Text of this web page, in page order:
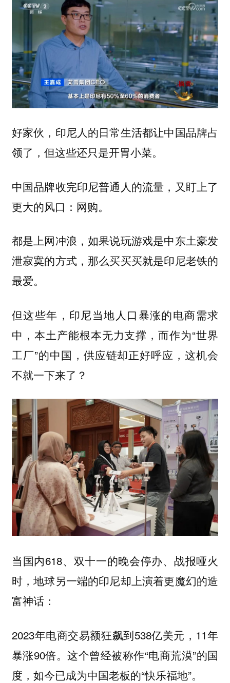
好家伙，印尼人的日常生活都让中国品牌占
领了，但这些还只是开胃小菜。
中国品牌收完印尼普通人的流量，又盯上了
更大的风口： 网购。
都是上网冲浪，如果说玩游戏是中东土豪发
泄寂寞的方式，那么买买买就是印尼老铁的
最爱。
但这些年，印尼当地人口暴涨的电商需求
中，本土产能根本无力支撑，而作为“世界
工厂”的中国，供应链却正好呼应，这机会
不就一下来了？
当国内618、双十一的晚会停办、战报哑火
时，地球另一端的印尼却上演着更魔幻的造
富神话：
2023年电商交易额狂飙到538亿美元，11年
暴涨90倍。这个曾经被称作“电商荒漠”的国
度，如今已成为中国老板的“快乐福地”。